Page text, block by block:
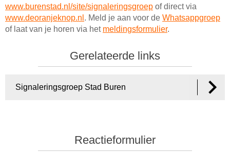
www.burenstad.nl/site/signaleringsgroep of direct via
www.deoranjeknop.nl . Meld je aan voor de Whatsappgroep
of laat van je horen via het meldingsformulier.
Gerelateerde links
Signaleringsgroep Stad Buren
Reactieformulier